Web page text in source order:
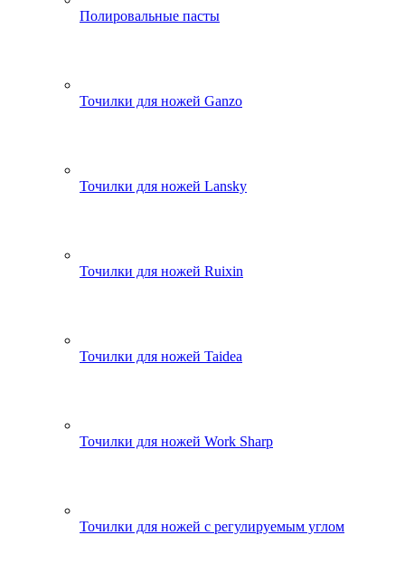
Полировальные пасты
Точилки для ножей Ganzo
Точилки для ножей Lansky
Точилки для ножей Ruixin
Точилки для ножей Taidea
Точилки для ножей Work Sharp
Точилки для ножей с регулируемым углом